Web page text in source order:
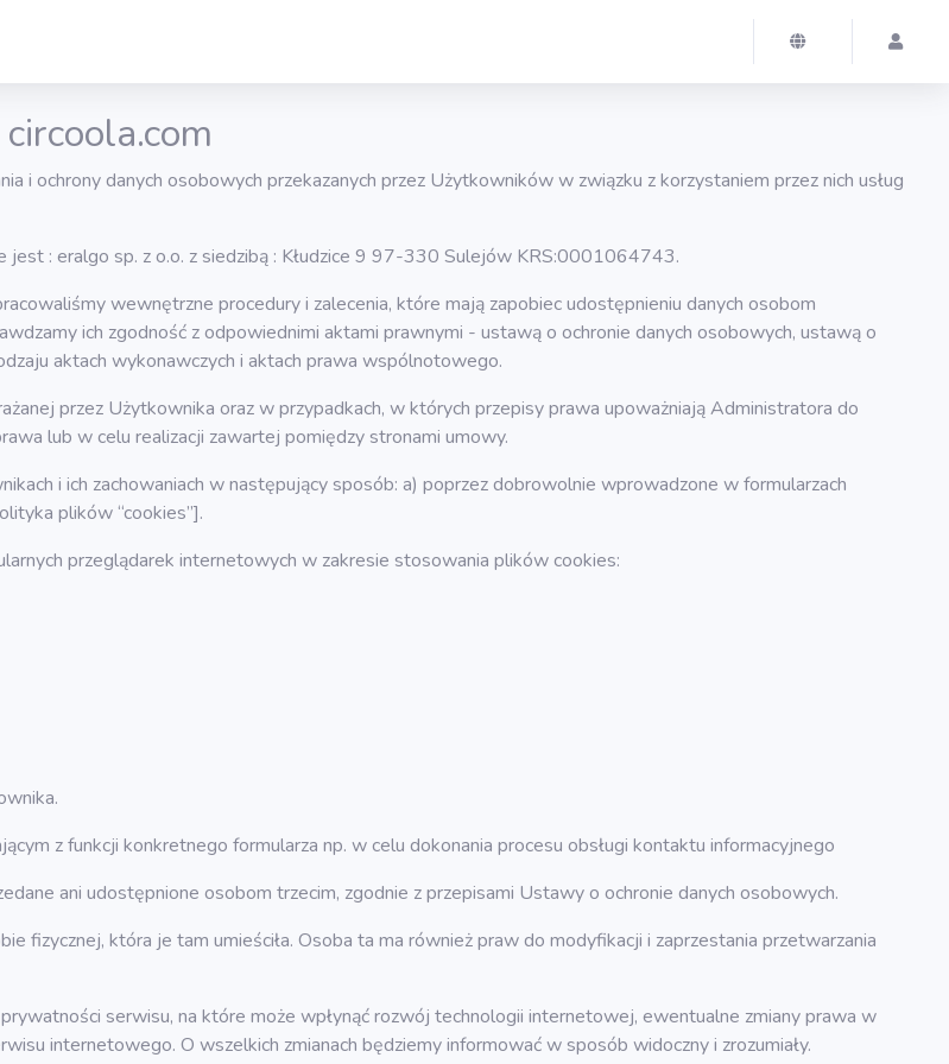
i ochrony danych osobowych przekazanych przez Użytkowników w związku z korzystaniem przez nich usług
: eralgo sp. z o.o. z siedzibą : Kłudzice 9 97-330 Sulejów KRS:0001064743.
wewnętrzne procedury i zalecenia, które mają zapobiec udostępnieniu danych osobom
ich zgodność z odpowiednimi aktami prawnymi - ustawą o ochronie danych osobowych, ustawą o
aktach wykonawczych i aktach prawa wspólnotowego.
przez Użytkownika oraz w przypadkach, w których przepisy prawa upoważniają Administratora do
lub w celu realizacji zawartej pomiędzy stronami umowy.
i ich zachowaniach w następujący sposób: a) poprzez dobrowolnie wprowadzone w formularzach
plików “cookies”].
przeglądarek internetowych w zakresie stosowania plików cookies:
z funkcji konkretnego formularza np. w celu dokonania procesu obsługi kontaktu informacyjnego
ani udostępnione osobom trzecim, zgodnie z przepisami Ustawy o ochronie danych osobowych.
fizycznej, która je tam umieściła. Osoba ta ma również praw do modyfikacji i zaprzestania przetwarzania
serwisu, na które może wpłynąć rozwój technologii internetowej, ewentualne zmiany prawa w
internetowego. O wszelkich zmianach będziemy informować w sposób widoczny i zrozumiały.